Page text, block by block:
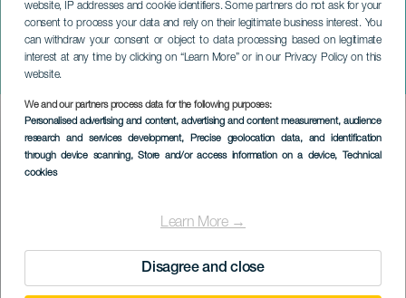
website, IP addresses and cookie identifiers. Some partners do not ask for your
consent to process your data and rely on their legitimate business interest. You
can withdraw your consent or object to data processing based on legitimate
interest at any time by clicking on “Learn More” or in our Privacy Policy on this
website.
We and our partners process data for the following purposes:
Personalised advertising and content, advertising and content measurement, audience
research and services development, Precise geolocation data, and identification
through device scanning, Store and/or access information on a device, Technical
cookies
Learn More →
Disagree and close
Concerto di Capodanno
LANZAROTE
Imagen
Listado